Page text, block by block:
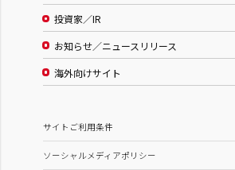
投資家／IR
お知らせ／ニュースリリース
海外向けサイト
サイトご利用条件
ソーシャルメディアポリシー